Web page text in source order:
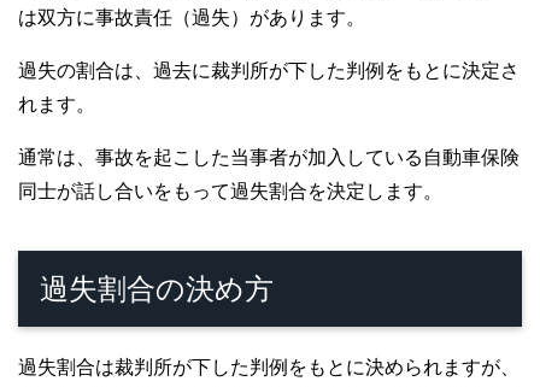
は双方に事故責任（過失）があります。
過失の割合は、過去に裁判所が下した判例をもとに決定さ
れます。
通常は、事故を起こした当事者が加入している自動車保険
同士が話し合いをもって過失割合を決定します。
過失割合の決め方
過失割合は裁判所が下した判例をもとに決められますが、